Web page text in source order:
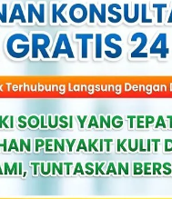
kulit.
berdaging
dengan